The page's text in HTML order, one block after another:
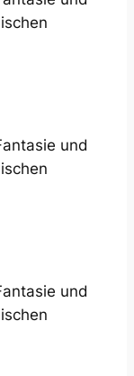
und
und